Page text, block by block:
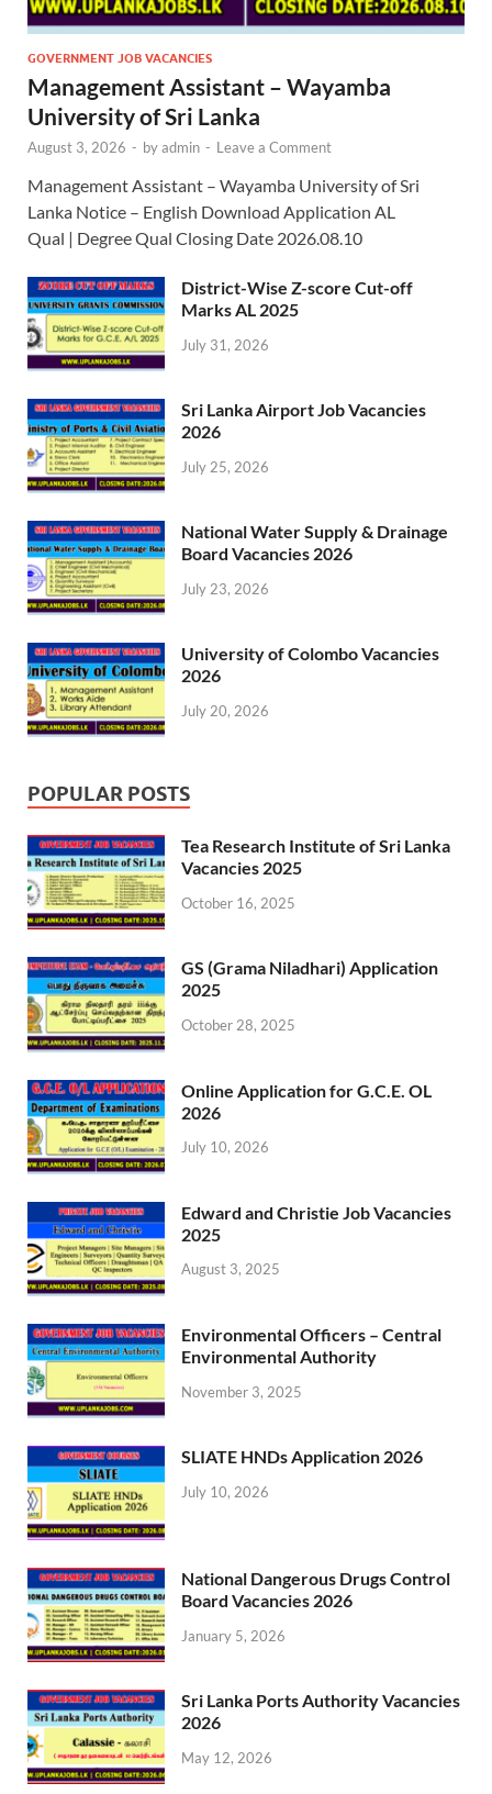
GOVERNMENT JOB VACANCIES
Management Assistant – Wayamba
University of Sri Lanka
August 3, 2026 - byadmin - Leave a Comment
Management Assistant – Wayamba University of Sri
Lanka Notice – English Download Application AL
Qual | Degree Qual Closing Date 2026.08.10
District-Wise Z-score Cut-off
Marks AL 2025
July 31, 2026
Sri Lanka Airport Job Vacancies
2026
July 25, 2026
National Water Supply & Drainage
Board Vacancies 2026
July 23, 2026
University of Colombo Vacancies
2026
July 20, 2026
POPULAR POSTS
Tea Research Institute of Sri Lanka
Vacancies 2025
October 16, 2025
GS (Grama Niladhari) Application
2025
October 28, 2025
Online Application for G.C.E. OL
2026
July 10, 2026
Edward and Christie Job Vacancies
2025
August 3, 2025
Environmental Officers – Central
Environmental Authority
November 3, 2025
SLIATE HNDs Application 2026
July 10, 2026
National Dangerous Drugs Control
Board Vacancies 2026
January 5, 2026
Sri Lanka Ports Authority Vacancies
2026
May 12, 2026